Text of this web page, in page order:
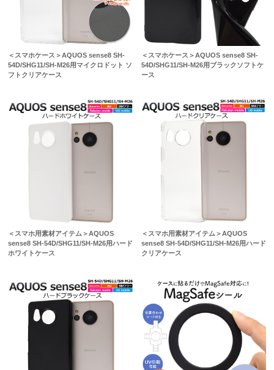
＜スマホケース＞AQUOS sense8 SH-
54D/SHG11/SH-M26用マイクロドット ソ
フトクリアケース
＜スマホケース＞AQUOS sense8 SH-
54D/SHG11/SH-M26用ブラックソフトケ
ース
＜スマホ用素材アイテム＞AQUOS
sense8 SH-54D/SHG11/SH-M26用ハード
ホワイトケース
＜スマホ用素材アイテム＞AQUOS
sense8 SH-54D/SHG11/SH-M26用ハード
クリアケース